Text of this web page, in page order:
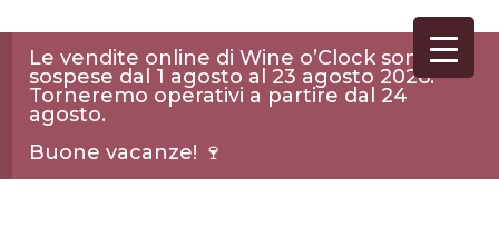
Le vendite online di Wine o’Clock sono
sospese dal 1 agosto al 23 agosto 2026.
Torneremo operativi a partire dal 24
agosto.
Buone vacanze! 🍷